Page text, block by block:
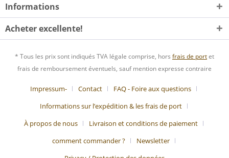
Informations
Acheter excellente!
* Tous les prix sont indiqués TVA légale comprise, hors frais de portet
frais de remboursement éventuels, sauf mention expresse contraire
Impressum- Contact
FAQ - Foire aux questions
Informations sur l’expédition & les frais de port
À propos de nous
Livraison et conditions de paiement
comment commander ?
Newsletter